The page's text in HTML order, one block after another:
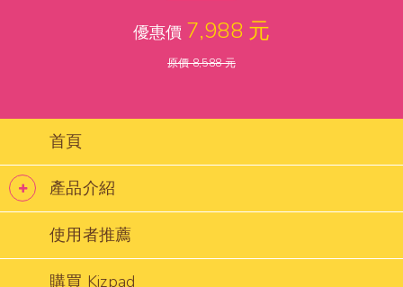
優惠價 7,988 元
原價 8,588 元
首頁
產品介紹
使用者推薦
購買 Kizpad